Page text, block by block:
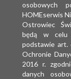
osobowych
HOMEserwis
Ostrowiec
będą w celu
podstawie art.
Ochronie
2016 r.
danych